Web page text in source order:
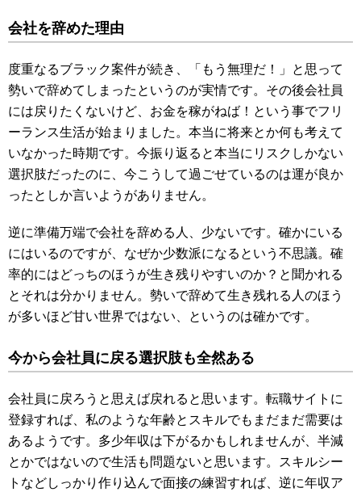
会社を辞めた理由
度重なるブラック案件が続き、「もう無理だ！」と思って
勢いで辞めてしまったというのが実情です。その後会社員
には戻りたくないけど、お金を稼がねば！という事でフリ
ーランス生活が始まりました。本当に将来とか何も考えて
いなかった時期です。今振り返ると本当にリスクしかない
選択肢だったのに、今こうして過ごせているのは運が良か
ったとしか言いようがありません。
逆に準備万端で会社を辞める人、少ないです。確かにいる
にはいるのですが、なぜか少数派になるという不思議。確
率的にはどっちのほうが生き残りやすいのか？と聞かれる
とそれは分かりません。勢いで辞めて生き残れる人のほう
が多いほど甘い世界ではない、というのは確かです。
今から会社員に戻る選択肢も全然ある
会社員に戻ろうと思えば戻れると思います。転職サイトに
登録すれば、私のような年齢とスキルでもまだまだ需要は
あるようです。多少年収は下がるかもしれませんが、半減
とかではないので生活も問題ないと思います。スキルシー
トなどしっかり作り込んで面接の練習すれば、逆に年収ア